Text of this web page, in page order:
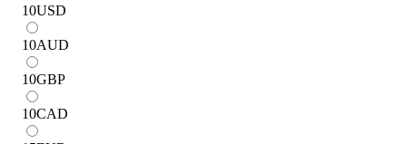
10USD
10AUD
10GBP
10CAD